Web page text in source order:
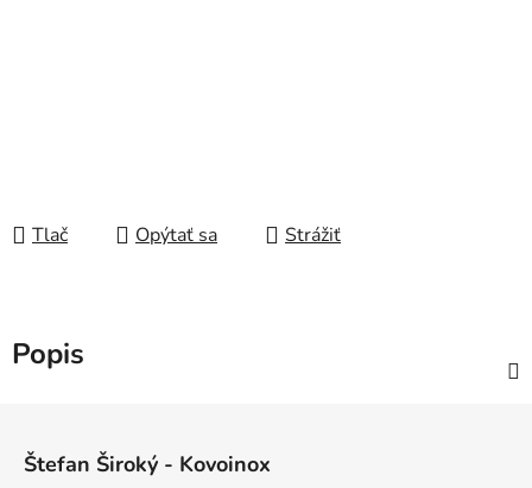
Tlač Opýtať sa Strážiť
Popis
Štefan Široký - Kovoinox